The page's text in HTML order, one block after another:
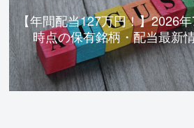
【年間配当127万円！】2026
時点の保有銘柄・配当最新